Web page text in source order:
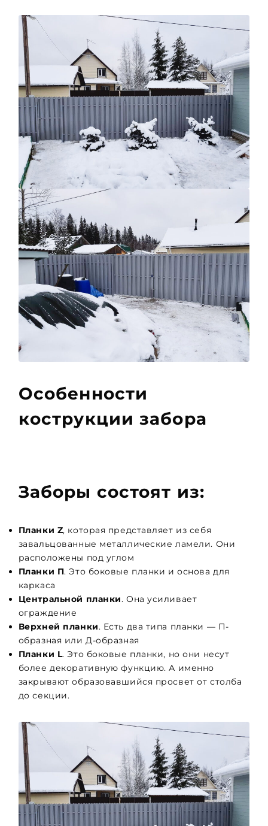
Особенноcти
кострукции забора
Заборы состоят из:
Планки Z, которая представляет из себя
завальцованные металлические ламели. Они
расположены под углом
Планки П. Это боковые планки и основа для
каркаса
Центральной планки. Она усиливает
ограждение
Верхней планки. Есть два типа планки — П-
образная или Д-образная
Планки L. Это боковые планки, но они несут
более декоративную функцию. А именно
закрывают образовавшийся просвет от столба
до секции.